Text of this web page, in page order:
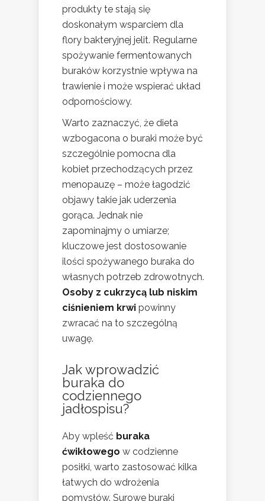
produkty te stają się
doskonałym wsparciem dla
flory bakteryjnej jelit. Regularne
spożywanie fermentowanych
buraków korzystnie wpływa na
trawienie i może wspierać układ
odpornościowy.
Warto zaznaczyć, że dieta
wzbogacona o buraki może być
szczególnie pomocna dla
kobiet przechodzących przez
menopauzę – może łagodzić
objawy takie jak uderzenia
gorąca. Jednak nie
zapominajmy o umiarze;
kluczowe jest dostosowanie
ilości spożywanego buraka do
własnych potrzeb zdrowotnych.
Osoby z cukrzycą lub niskim
ciśnieniem krwi powinny
zwracać na to szczególną
uwagę.
Jak wprowadzić
buraka do
codziennego
jadłospisu?
Aby wpleść buraka
ćwikłowego w codzienne
posiłki, warto zastosować kilka
łatwych do wdrożenia
pomysłów. Surowe buraki